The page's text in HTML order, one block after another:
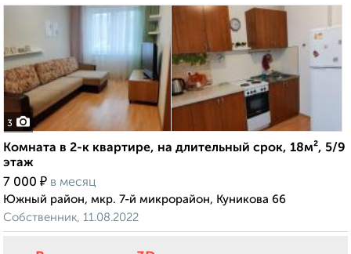
3
Комната в 2-к квартире, на длительный срок, 18м², 5/9
этаж
7 000 ₽ в месяц
Южный район, мкр. 7-й микрорайон, Куникова 66
Собственник, 11.08.2022